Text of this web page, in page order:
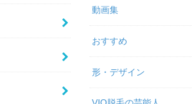
動画集
おすすめ
形・デザイン